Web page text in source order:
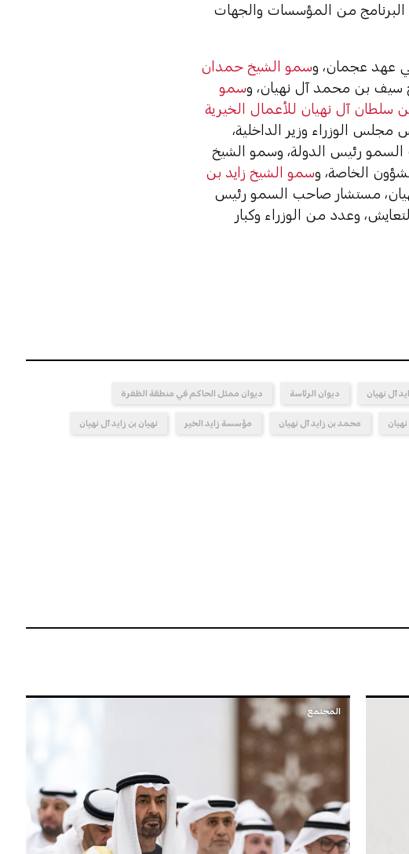
من المؤسسات والجهات
عهد عجمان، وسمو الشيخ حمدان
سيف بن محمد آل نهيان، وسمو
سلطان آل نهيان للأعمال الخيرية
مجلس الوزراء وزير الداخلية،
رئيس الدولة، وسمو الشيخ
الخاصة، وسمو الشيخ زايد بن
مستشار صاحب السمو رئيس
وعدد من الوزراء وكبار
آل نهيان ديوان الرئاسة ديوان ممثل الحاكم في منطقة الظفرة
محمد بن زايد آل نهيان مؤسسة زايد الخير نهيان بن زايد آل نهيان
المجتمع